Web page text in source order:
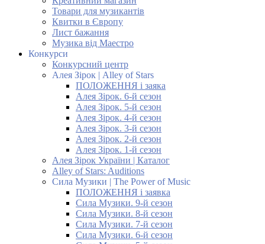
Товари для музикантів
Квитки в Європу
Лист бажання
Музика від Маестро
Конкурси
Конкурсний центр
Алея Зірок | Alley of Stars
ПОЛОЖЕННЯ і заяка
Алея Зірок. 6-й сезон
Алея Зірок. 5-й сезон
Алея Зірок. 4-й сезон
Алея Зірок. 3-й сезон
Алея Зірок. 2-й сезон
Алея Зірок. 1-й сезон
Алея Зірок України | Каталог
Alley of Stars: Auditions
Сила Музики | The Power of Music
ПОЛОЖЕННЯ і заявка
Сила Музики. 9-й сезон
Сила Музики. 8-й сезон
Сила Музики. 7-й сезон
Сила Музики. 6-й сезон